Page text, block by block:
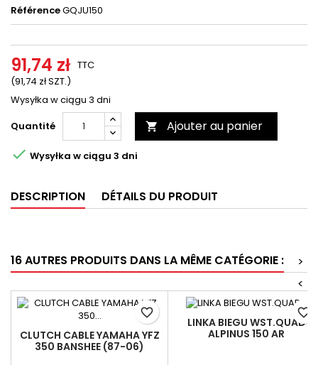
RéférenceGQJU150
91,74 zł
(91,74 zł SZT.)
TTC
Wysyłka w ciągu 3 dni
Quantité
 Ajouter au panier
 Wysyłka w ciągu 3 dni
DESCRIPTION DÉTAILS DU PRODUIT
16 AUTRES PRODUITS DANS LA MÊME CATÉGORIE :
>
<
CLUTCH CABLE YAMAHA YFZ
350 BANSHEE (87-06)
favorite_border
LINKA BIEGU WST.QUAD
ALPINUS 150 AR
favorite_border